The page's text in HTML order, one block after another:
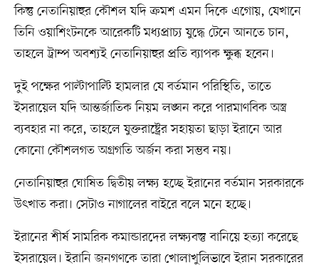
কিন্তু নেতানিয়াহুর কৌশল যদি ক্রমশ এমন দিকে এগোয়, যেখানে
তিনি ওয়াশিংটনকে আরেকটি মধ্যপ্রাচ্য যুদ্ধে টেনে আনতে চান,
তাহলে ট্রাম্প অবশ্যই নেতানিয়াহুর প্রতি ব্যাপক ক্ষুব্ধ হবেন।
দুই পক্ষের পাল্টাপাল্টি হামলার যে বর্তমান পরিস্থিতি, তাতে
ইসরায়েল যদি আন্তর্জাতিক নিয়ম লঙ্ঘন করে পারমাণবিক অস্ত্র
ব্যবহার না করে, তাহলে যুক্তরাষ্ট্রের সহায়তা ছাড়া ইরানে আর
কোনো কৌশলগত অগ্রগতি অর্জন করা সম্ভব নয়।
নেতানিয়াহুর ঘোষিত দ্বিতীয় লক্ষ্য হচ্ছে ইরানের বর্তমান সরকারকে
উৎখাত করা। সেটাও নাগালের বাইরে বলে মনে হচ্ছে।
ইরানের শীর্ষ সামরিক কমান্ডারদের লক্ষ্যবস্তু বানিয়ে হত্যা করেছে
ইসরায়েল। ইরানি জনগণকে তারা খোলাখুলিভাবে ইরান সরকারের